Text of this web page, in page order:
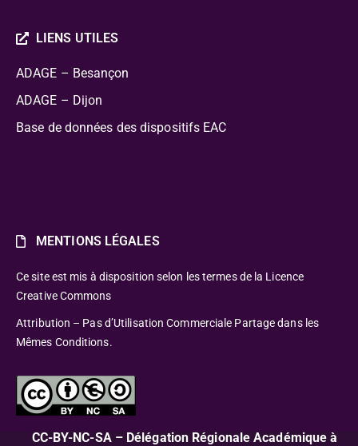
LIENS UTILES
ADAGE – Besançon
ADAGE – Dijon
Base de données des dispositifs EAC
MENTIONS LÉGALES
Ce site est mis à disposition selon les termes de la Licence
Creative Commons
Attribution – Pas d’Utilisation Commerciale Partage dans les
Mêmes Conditions.
CC-BY-NC-SA – Délégation Régionale Académique à